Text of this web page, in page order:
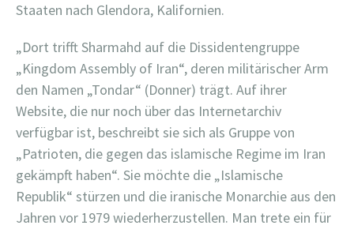
Staaten nach Glendora, Kalifornien.
„Dort trifft Sharmahd auf die Dissidentengruppe
„Kingdom Assembly of Iran“, deren militärischer Arm
den Namen „Tondar“ (Donner) trägt. Auf ihrer
Website, die nur noch über das Internetarchiv
verfügbar ist, beschreibt sie sich als Gruppe von
„Patrioten, die gegen das islamische Regime im Iran
gekämpft haben“. Sie möchte die „Islamische
Republik“ stürzen und die iranische Monarchie aus den
Jahren vor 1979 wiederherzustellen. Man trete ein für